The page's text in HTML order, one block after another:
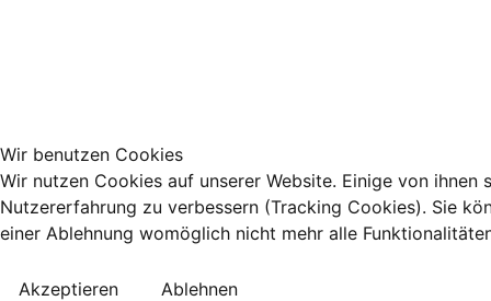
Wir benutzen Cookies
Wir nutzen Cookies auf unserer Website. Einige von
Nutzererfahrung zu verbessern (Tracking Cookies). Sie
einer Ablehnung womöglich nicht mehr alle
Akzeptieren
Ablehnen